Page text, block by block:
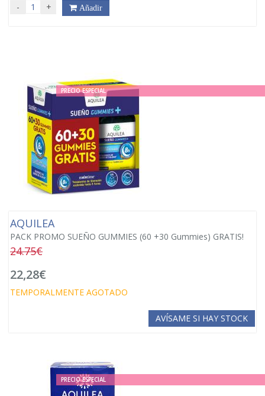
- + Añadir
PRECIO ESPECIAL
AQUILEA
PACK PROMO SUEÑO GUMMIES (60 +30 Gummies) GRATIS!
24.75€
22,28€
TEMPORALMENTE AGOTADO
AVÍSAME SI HAY STOCK
PRECIO ESPECIAL